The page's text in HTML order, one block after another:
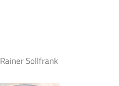
Rainer Sollfrank